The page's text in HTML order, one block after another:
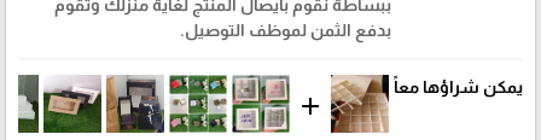
ببساطة نقوم بايصال المنتج لغاية منزلك وتقوم
بدفع الثمن لموظف التوصيل.
يمكن شراؤها معاً
add